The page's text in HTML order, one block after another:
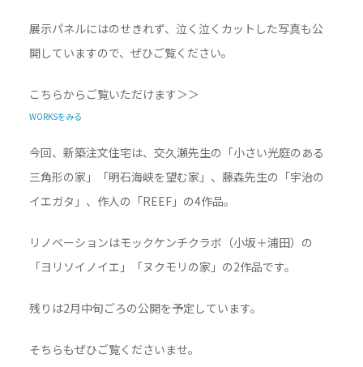
展示パネルにはのせきれず、泣く泣くカットした写真も公
開していますので、ぜひご覧ください。
こちらからご覧いただけます＞＞
WORKSをみる
今回、新築注文住宅は、交久瀬先生の「小さい光庭のある
三角形の家」「明石海峡を望む家」、藤森先生の「宇治の
イエガタ」、作人の「REEF」の4作品。
リノベーションはモックケンチクラボ（小坂＋浦田）の
「ヨリソイノイエ」「ヌクモリの家」の2作品です。
残りは2月中旬ごろの公開を予定しています。
そちらもぜひご覧くださいませ。